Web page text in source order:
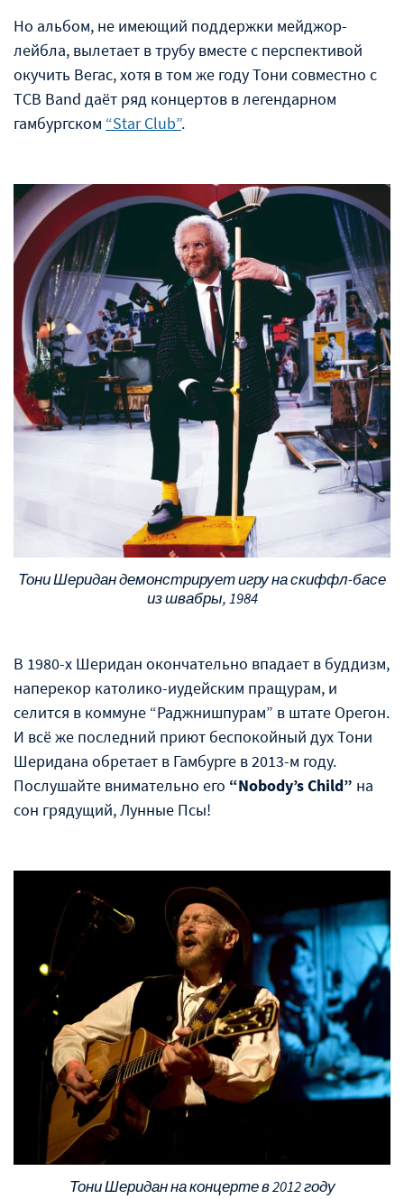
Но альбом, не имеющий поддержки мейджор-
лейбла, вылетает в трубу вместе с перспективой
окучить Вегас, хотя в том же году Тони совместно с
TCB Band даёт ряд концертов в легендарном
гамбургском “Star Club”.
Тони Шеридан демонстрирует игру на скиффл-басе
из швабры, 1984
В 1980-х Шеридан окончательно впадает в буддизм,
наперекор католико-иудейским пращурам, и
селится в коммуне “Раджнишпурам” в штате Орегон.
И всё же последний приют беспокойный дух Тони
Шеридана обретает в Гамбурге в 2013-м году.
Послушайте внимательно его “Nobody’s Child” на
сон грядущий, Лунные Псы!
Тони Шеридан на концерте в 2012 году